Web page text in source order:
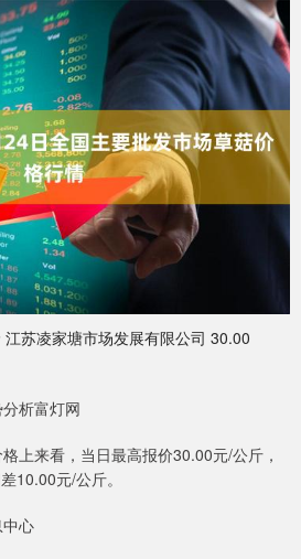
苏凌家塘市场发展有限公司 30.00
析富灯网
上来看，当日最高报价30.00元/公斤，
10.00元/公斤。
心